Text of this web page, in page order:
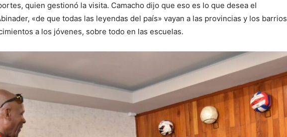
quien gestionó la visita. Camacho dijo que eso es lo que desea el
«de que todas las leyendas del país» vayan a las provincias y los barrios
a los jóvenes, sobre todo en las escuelas.